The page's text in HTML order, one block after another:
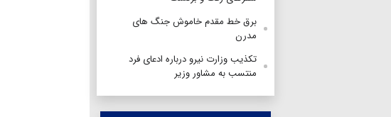
برق خط مقدم خاموش جنگ های
مدرن
تکذیب وزارت نیرو درباره ادعای فرد
منتسب به مشاور وزیر